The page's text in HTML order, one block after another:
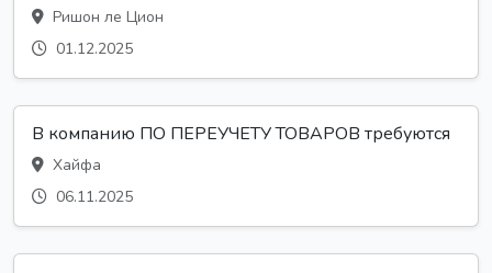
Ришон ле Цион
01.12.2025
В компанию ПО ПЕРЕУЧЕТУ ТОВАРОВ требуются
Хайфа
06.11.2025